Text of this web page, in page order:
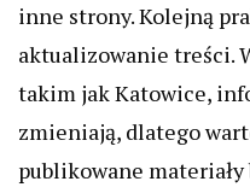
inne strony. Kolejną
aktualizowanie treści.
takim jak Katowice,
zmieniają, dlatego
publikowane materiały